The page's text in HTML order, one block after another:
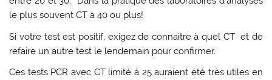
le plus souvent CT à 40 ou plus!
Si votre test est positif, exigez de connaitre à quel CT et de
refaire un autre test le lendemain pour confirmer.
Ces tests PCR avec CT limité à 25 auraient été très utiles en